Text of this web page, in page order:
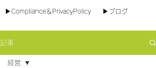
▶︎Compliance＆PrivacyPolicy ▶︎ブログ
記事
経営